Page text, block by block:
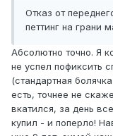
Отказ от
петтинг на грани
Абсолютно точно. Я
не успел пофиксить
(стандартная
есть, точнее не
вкатился, за день
купил - и поперло!